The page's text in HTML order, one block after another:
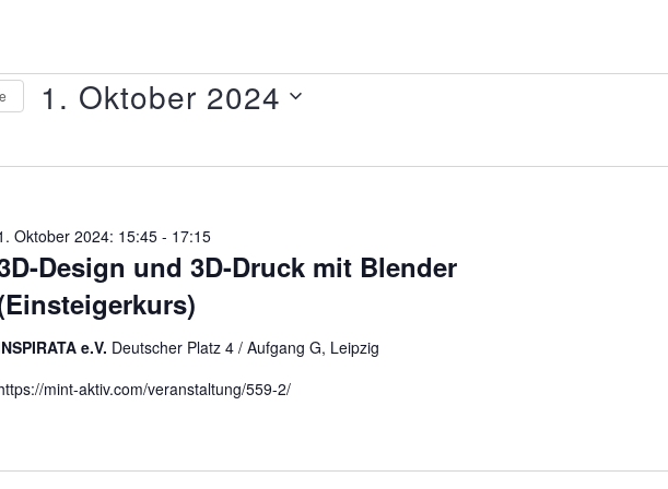
1. Oktober 2024
Design und 3D-Druck mit Blender
Oktober 2024: 15:45 - 17:15
e.V. Deutscher Platz 4 / Aufgang G, Leipzig
mint-aktiv.com/veranstaltung/559-2/